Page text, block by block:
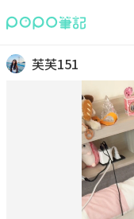
芙芙151